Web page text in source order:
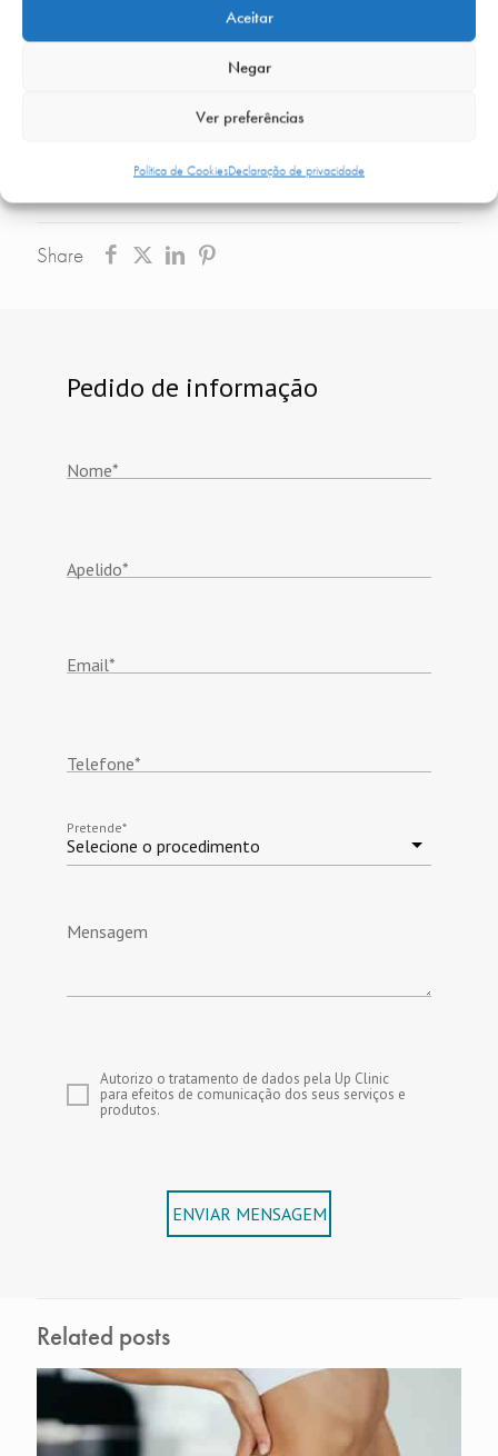
Aceitar
Negar
Ver preferências
Política de CookiesDeclaração de privacidade
indicada para os seus objetivos.
Marque já a sua avaliação e transforme o seu
invasivos, em segurança e com tecnologia de
Share
Pedido de informação
Nome*
Apelido*
Email*
Telefone*
Selecione o procedimento
Pretende*
Mensagem
Autorizo o tratamento de dados pela Up Clinic
para efeitos de comunicação dos seus serviços e
produtos.
ENVIAR MENSAGEM
Related posts